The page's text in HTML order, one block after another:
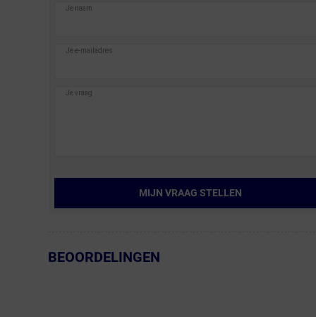
MIJN VRAAG STELLEN
← Terug naar productnavigatie
BEOORDELINGEN